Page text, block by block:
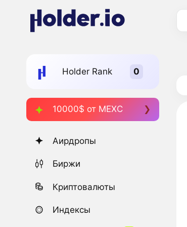
Holder Rank
10000$ от MEXC
Аирдропы
Биржи
Криптовалюты
Индексы